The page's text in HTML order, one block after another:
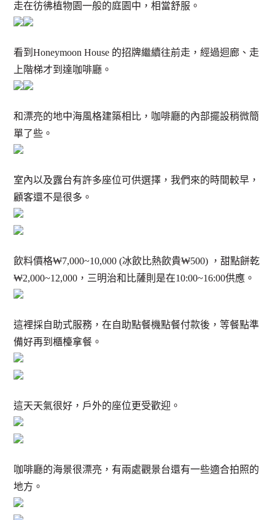
走在彷彿植物園一般的庭園中，相當舒服。
看到Honeymoon House 的招牌繼續往前走，經過迴廊、走
上階梯才到達咖啡廳。
和漂亮的地中海風格建築相比，咖啡廳的內部擺設稍微簡
單了些。
室內以及露台有許多座位可供選擇，我們來的時間較早，
顧客還不是很多。
飲料價格₩7,000~10,000 (冰飲比熱飲貴₩500) ，甜點餅乾
₩2,000~12,000，三明治和比薩則是在10:00~16:00供應。
這裡採自助式服務，在自助點餐機點餐付款後，等餐點準
備好再到櫃檯拿餐。
這天天氣很好，戶外的座位更受歡迎。
咖啡廳的海景很漂亮，有兩處觀景台還有一些適合拍照的
地方。